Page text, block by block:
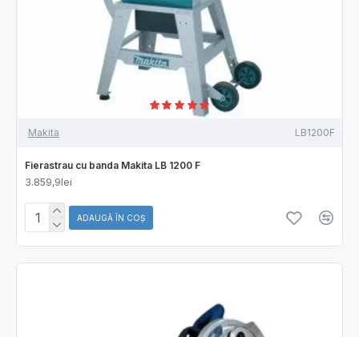
Makita LB1200F
Fierastrau cu banda Makita LB 1200 F
3.859,9lei
ADAUGĂ ÎN COŞ